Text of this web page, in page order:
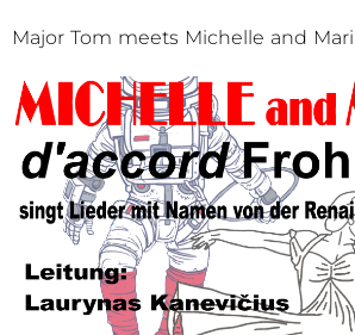
Major Tom meets Michelle and